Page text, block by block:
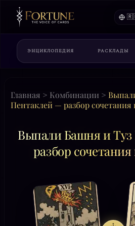
ЭНЦИКЛОПЕДИЯ РАСКЛАДЫ
Главная > Комбинации >
Пентаклей — разбор сочетания
Выпали Башня и
разбор сочетания